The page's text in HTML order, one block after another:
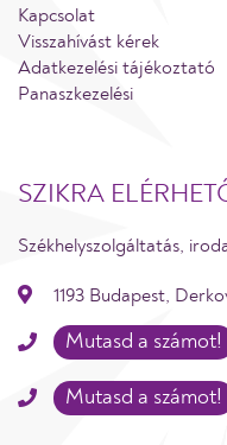
Kapcsolat
Visszahívást kérek
Adatkezelési tájékoztató
Panaszkezelési
SZIKRA
Székhelyszolgáltatás,
1193 Budapest,
Mutasd a számot!
Mutasd a számot!